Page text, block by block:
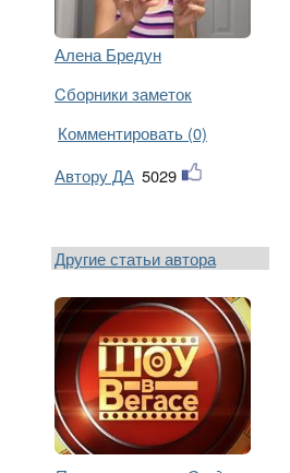
Алена Бредун
Cборники заметок
Комментировать (0)
Автору ДА 5029
Другие статьи автора